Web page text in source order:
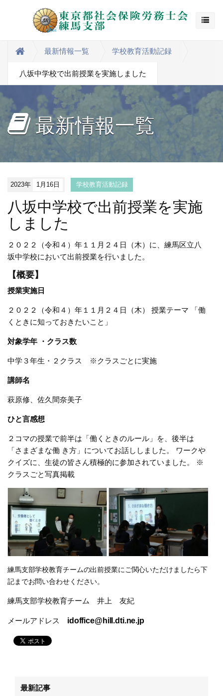
最新情報一覧 学校教育活動記録
八坂中学校で出前授業を実施しました
最新情報一覧
2023年 1月16日 学校教育活動記録
八坂中学校で出前授業を実施
しました
２０２２（令和４）年１１月２４日（木）に、練馬区立八
坂中学校において出前授業を行いました。
【概要】
授業実施日
２０２２（令和４）年１１月２４日（木） 授業テーマ 「働
くときに知っておきたいこと」
対象学年 ・クラス数
中学３年生・２クラス ※クラスごとに実施
講師名
萩原修、佐久間奈美子
ひと言感想
２コマの授業で前半は「働くときのルール」を、後半は
「さまざまな働 き方」についてお話ししました。 ワークや
クイズに、生徒の皆さん積極的に参加されていました。 ※
クラスごと写真掲載
練馬支部学校教育チームの出前授業にご関心いただけましたら下
記までお問い合わせくださ い。
練馬支部学校教育チーム 井上 友紀
メールアドレス idoffice@hill.dti.ne.jp
最新記事